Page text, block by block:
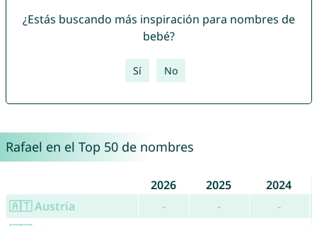
¿Estás buscando más inspiración para nombres de
bebé?
Sí No
Rafael en el Top 50 de nombres
2026 2025
2024
🇦🇹 Austria
- -
-